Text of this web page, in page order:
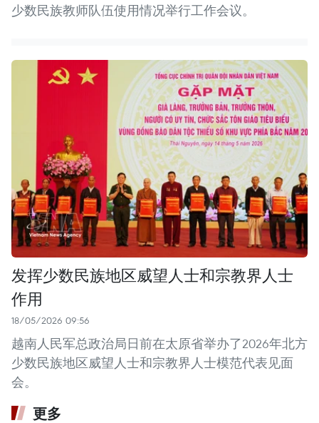
少数民族教师队伍使用情况举行工作会议。
发挥少数民族地区威望人士和宗教界人士
作用
18/05/2026 09:56
越南人民军总政治局日前在太原省举办了2026年北方
少数民族地区威望人士和宗教界人士模范代表见面
会。
更多